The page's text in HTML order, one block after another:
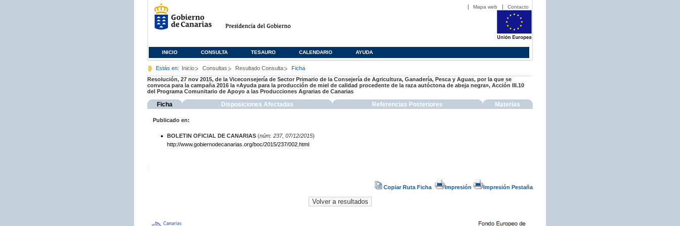
Mapa web Contacto
INICIO CONSULTA TESAURO CALENDARIO AYUDA
Estás en: Inicio Consultas Resultado Consulta
Ficha
Resolución, 27 nov 2015, de la Viceconsejería de Sector Primario de la Consejería de Agricultura, Ganadería, Pesca y Aguas, por la que se
convoca para la campaña 2016 la «Ayuda para la producción de miel de calidad procedente de la raza autóctona de abeja negra», Acción III.10
del Programa Comunitario de Apoyo a las Producciones Agrarias de Canarias
Ficha Disposiciones Afectadas Referencias Posteriores Materias
Publicado en:
BOLETIN OFICIAL DE CANARIAS(núm. 237, 07/12/2015)
http://www.gobiernodecanarias.org/boc/2015/237/002.html
Copiar Ruta Ficha Impresión Impresión Pestaña